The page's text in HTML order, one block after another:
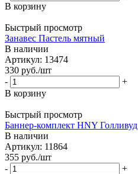
В корзину
Быстрый просмотр
Занавес Пастель мятный
В наличии
Артикул: 13474
330 руб./шт
-
+
В корзину
Быстрый просмотр
Баннер-комплект HNY Голливуд
В наличии
Артикул: 11864
355 руб./шт
-
+